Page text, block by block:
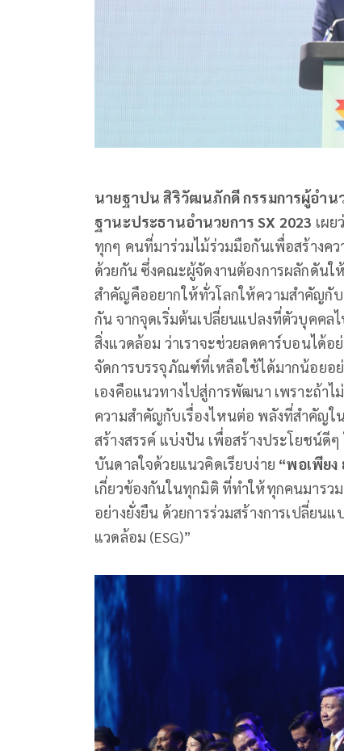
นายฐาปน สิริวัฒนภักดี กรรมการผู้อำน
ฐานะประธานอำนวยการ SX 2023 เผ
ทุกๆ คนที่มาร่วมไม้ร่วมมือกันเพื่อสร้างค
ด้วยกัน ซึ่งคณะผู้จัดงานต้องการผลักดันใ
สำคัญคืออยากให้ทั่วโลกให้ความสำคัญกั
กัน จากจุดเริ่มต้นเปลี่ยนแปลงที่ตัวบุคคล
สิ่งแวดล้อม ว่าเราจะช่วยลดคาร์บอนได้อ
จัดการบรรจุภัณฑ์ที่เหลือใช้ได้มากน้อยอย่
เองคือแนวทางไปสู่การพัฒนา เพราะถ้าไ
ความสำคัญกับเรื่องไหนต่อ พลังที่สำคัญใ
สร้างสรรค์ แบ่งปัน เพื่อสร้างประโยชน์ดี
บันดาลใจด้วยแนวคิดเรียบง่าย “พอเพียง
เกี่ยวข้องกันในทุกมิติ ที่ทำให้ทุกคนมารว
อย่างยั่งยืน ด้วยการร่วมสร้างการเปลี่ยน
แวดล้อม (ESG)”